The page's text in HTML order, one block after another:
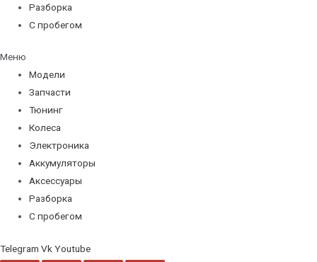
Разборка
С пробегом
Меню
Модели
Запчасти
Тюнинг
Колеса
Электроника
Аккумуляторы
Аксессуары
Разборка
С пробегом
Telegram Vk Youtube